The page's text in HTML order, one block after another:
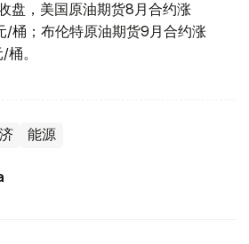
盘，美国原油期货8月合约涨
/桶；布伦特原油期货9月合约涨
。
能源